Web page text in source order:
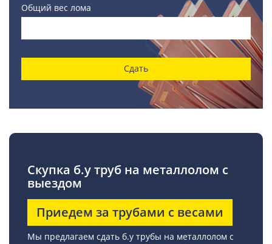
Общий вес лома
Сдать
Скупка б.у труб на металлолом с
выездом
Приедем за трубами с весами
Мы предлагаем сдать б.у трубы на металлолом с